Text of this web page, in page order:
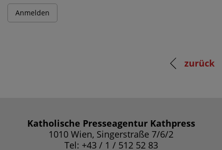
zurück
Katholische Presseagentur Kathpress
1010 Wien, Singerstraße 7/6/2
Tel: +43 / 1 / 512 52 83